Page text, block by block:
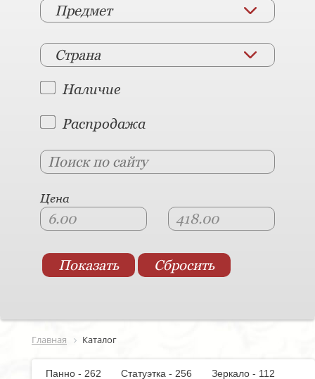
Предмет
Страна
Наличие
Распродажа
Цена
Главная Каталог
Панно - 262 Статуэтка - 256
Зеркало - 112